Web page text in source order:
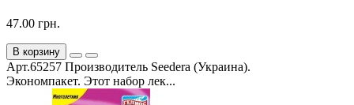
47.00 грн.
В корзину
Арт.65257 Производитель Seedera (Украина).
Экономпакет. Этот набор лек...